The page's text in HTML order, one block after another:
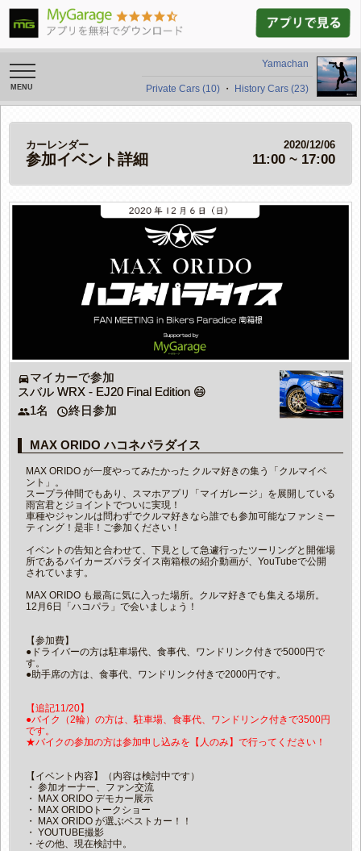
toggle
navigation
Yamachan
Private Cars (10) ・ History Cars (23)
カーレンダー 2020/12/06
参加イベント詳細 11:00 ~ 17:00
directions_carマイカーで参加
スバル WRX - EJ20 Final Edition 😄
people1名 access_time終日参加
MAX ORIDO ハコネパラダイス
MAX ORIDO が一度やってみたかった クルマ好きの集う「クルマイベ
ント」。
スープラ仲間でもあり、スマホアプリ「マイガレージ」を展開している
雨宮君とジョイントでついに実現！
車種やジャンルは問わずでクルマ好きなら誰でも参加可能なファンミー
ティング！是非！ご参加ください！
イベントの告知と合わせて、下見として急遽行ったツーリングと開催場
所であるバイカーズパラダイス南箱根の紹介動画が、YouTubeで公開
されています。
MAX ORIDO も最高に気に入った場所。クルマ好きでも集える場所。
12月6日「ハコパラ」で会いましょう！
【参加費】
●ドライバーの方は駐車場代、食事代、ワンドリンク付きで5000円で
す。
●助手席の方は、食事代、ワンドリンク付きで2000円です。
【追記11/20】
●バイク（2輪）の方は、駐車場、食事代、ワンドリンク付きで3500円
です。
★バイクの参加の方は参加申し込みを【人のみ】で行ってください！
【イベント内容】（内容は検討中です）
・ 参加オーナー、ファン交流
・ MAX ORIDO デモカー展示
・ MAX ORIDOトークショー
・ MAX ORIDO が選ぶベストカー！！
・ YOUTUBE撮影
・その他、現在検討中。